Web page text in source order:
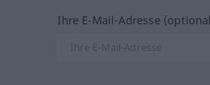
Ihre E-Mail-Adresse